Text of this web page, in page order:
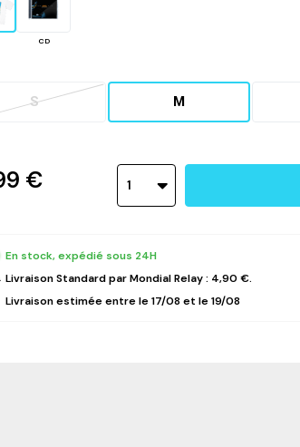
CD
S M
€ 1
En stock, expédié sous 24H
Livraison Standardpar Mondial Relay : 4,90 €.
Livraison estimée entre le17/08 et le19/08